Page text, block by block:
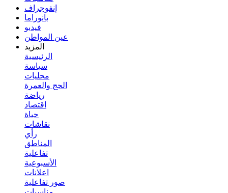
إنفوجراف
بانوراما
فيديو
عين المواطن
المزيد
الرئيسية
سياسة
محليات
الحج والعمرة
رياضة
اقتصاد
حياة
نقاشات
رأي
المناطق
تفاعلية
الأسبوعية
اعلانات
صور تفاعلية